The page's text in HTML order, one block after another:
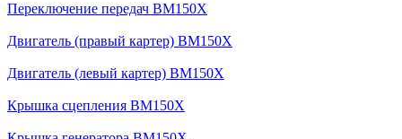
Переключение передач BM150X
Двигатель (правый картер) BM150X
Двигатель (левый картер) BM150X
Крышка сцепления BM150X